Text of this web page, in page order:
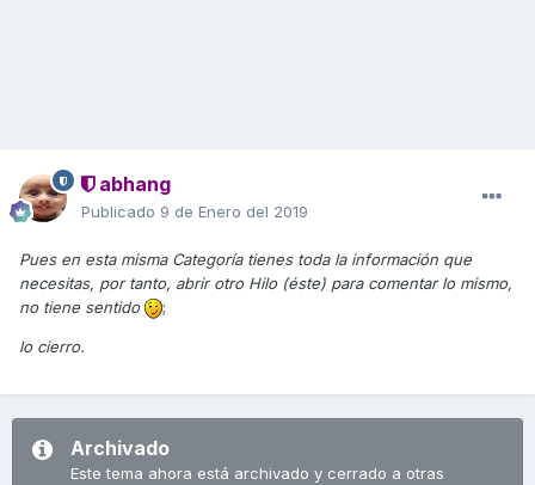
abhang
Publicado 9 de Enero del 2019
Pues en esta misma Categoría tienes toda la información que
necesitas, por tanto, abrir otro Hilo (éste) para comentar lo mismo,
no tiene sentido
;
lo cierro.
Archivado
Este tema ahora está archivado y cerrado a otras